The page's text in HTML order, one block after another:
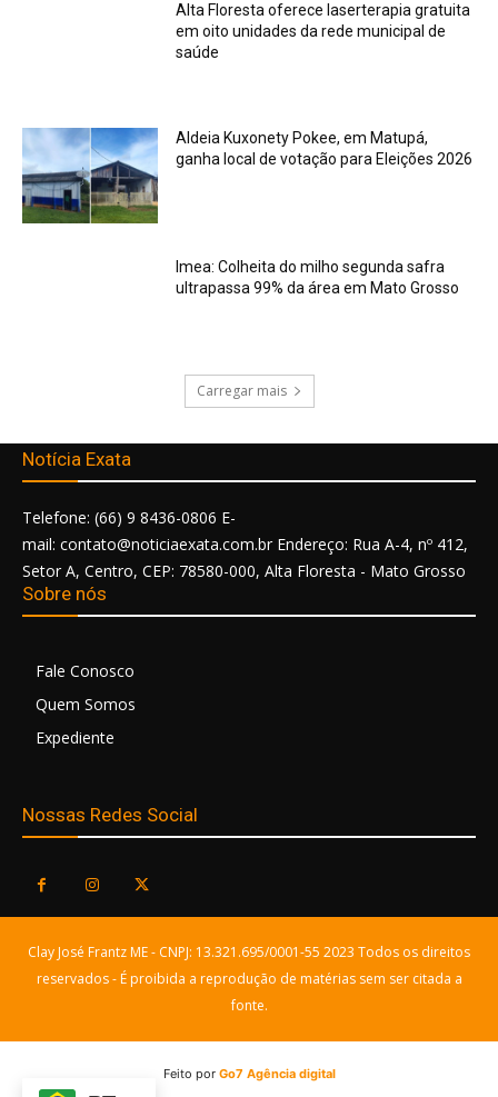
Alta Floresta oferece laserterapia gratuita
em oito unidades da rede municipal de
saúde
Aldeia Kuxonety Pokee, em Matupá,
ganha local de votação para Eleições 2026
Imea: Colheita do milho segunda safra
ultrapassa 99% da área em Mato Grosso
Carregar mais
Notícia Exata
Telefone: (66) 9 8436-0806 E-
mail: contato@noticiaexata.com.br Endereço: Rua A-4, nº 412,
Setor A, Centro, CEP: 78580-000, Alta Floresta - Mato Grosso
Sobre nós
Fale Conosco
Quem Somos
Expediente
Nossas Redes Social
Clay José Frantz ME - CNPJ: 13.321.695/0001-55 2023 Todos os direitos
reservados - É proibida a reprodução de matérias sem ser citada a
fonte.
Feito porGo7 Agência digital